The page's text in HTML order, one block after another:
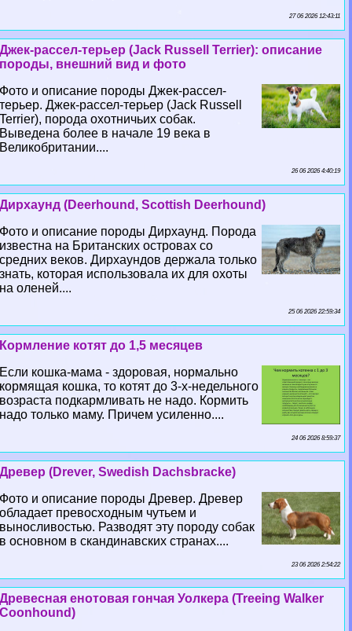
27 06 2026 12:43:11
Джек-рассел-терьер (Jack Russell Terrier): описание
породы, внешний вид и фото
Фото и описание породы Джек-рассел-
терьер. Джек-рассел-терьер (Jack Russell
Terrier), порода охотничьих собак.
Выведена более в начале 19 века в
Великобритании....
26 06 2026 4:40:19
Дирхаунд (Deerhound, Scottish Deerhound)
Фото и описание породы Дирхаунд. Порода
известна на Британских островах со
средних веков. Дирхаундов держала только
знать, которая использовала их для охоты
на оленей....
25 06 2026 22:59:34
Кормление котят до 1,5 месяцев
Если кошка-мама - здоровая, нормально
кормящая кошка, то котят до 3-х-недельного
возраста подкармливать не надо. Кормить
надо только маму. Причем усиленно....
24 06 2026 8:59:37
Древер (Drever, Swedish Dachsbracke)
Фото и описание породы Древер. Древер
обладает превосходным чутьем и
выносливостью. Разводят эту породу собак
в основном в скандинавских странах....
23 06 2026 2:54:22
Древесная енотовая гончая Уолкера (Treeing Walker
Coonhound)